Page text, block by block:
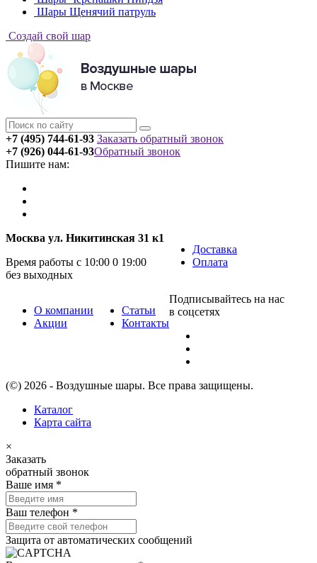
Шары Щенячий патруль
Создай свой шар
+7 (495) 744-61-93 Заказать обратный звонок
+7 (926) 044-61-93
Пишите нам:
Обратный звонок
Москва ул. Никитинская 31 к1
Время работы с 10:00 0 19:00
без выходных
Доставка
Оплата
О компании
Акции
Статьи
Контакты
Подписывайтесь на нас
в соцсетях
(©) 2026 - Воздушные шары. Все права защищены.
Каталог
Карта сайта
×
Заказать
обратный звонок
Ваше имя *
Ваш телефон *
Защита от автоматических сообщений